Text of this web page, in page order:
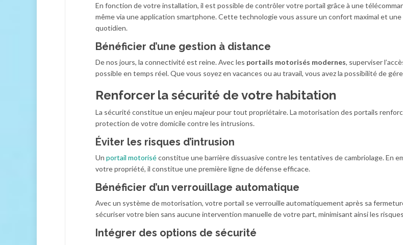
En fonction de votre installation, il est possible de contrôler votre portail grâce à une
même via une application smartphone. Cette technologie vous assure un confort maximal et
quotidien.
Bénéficier d’une gestion à distance
De nos jours, la connectivité est reine. Avec les portails motorisés modernes, superviser
possible en temps réel. Que vous soyez en vacances ou au travail, vous avez la possibilité de
Renforcer la sécurité de votre habitation
La sécurité constitue un enjeu majeur pour tout propriétaire. La motorisation des portails
protection de votre domicile contre les intrusions.
Éviter les risques d’intrusion
Un portail motoriséconstitue une barrière dissuasive contre les tentatives de cambriolage. En
votre propriété, il constitue une première ligne de défense efficace.
Bénéficier d’un verrouillage automatique
Avec un système de motorisation, votre portail se verrouille automatiquement après sa
sécuriser votre bien sans aucune intervention manuelle de votre part, minimisant ainsi les risques
Intégrer des options de sécurité